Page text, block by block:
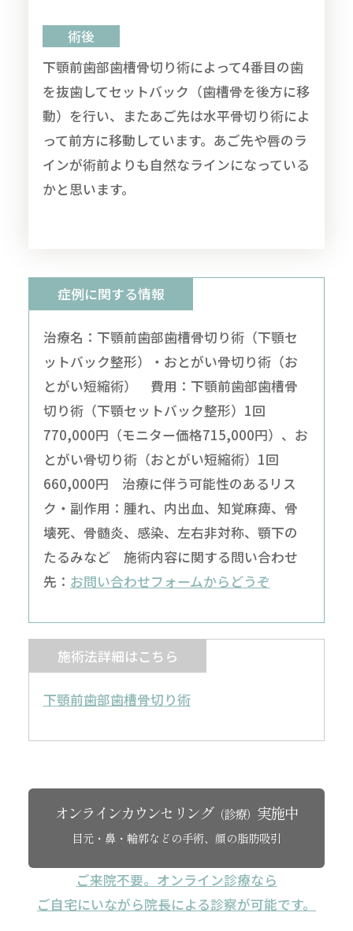
術後
下顎前歯部歯槽骨切り術によって4番目の歯
を抜歯してセットバック（歯槽骨を後方に移
動）を行い、またあご先は水平骨切り術によ
って前方に移動しています。あご先や唇のラ
インが術前よりも自然なラインになっている
かと思います。
症例に関する情報
治療名：下顎前歯部歯槽骨切り術（下顎セ
ットバック整形）・おとがい骨切り術（お
とがい短縮術） 費用：下顎前歯部歯槽骨
切り術（下顎セットバック整形）1回
770,000円（モニター価格715,000円）、お
とがい骨切り術（おとがい短縮術）1回
660,000円 治療に伴う可能性のあるリス
ク・副作用：腫れ、内出血、知覚麻痺、骨
壊死、骨髄炎、感染、左右非対称、顎下の
たるみなど 施術内容に関する問い合わせ
先： お問い合わせフォームからどうぞ
施術法詳細はこちら
下顎前歯部歯槽骨切り術
オンラインカウンセリング（診療） 実施中
目元・鼻・輪郭などの手術、顔の脂肪吸引
ご来院不要。オンライン診療なら
ご自宅にいながら院長による診察が可能です。